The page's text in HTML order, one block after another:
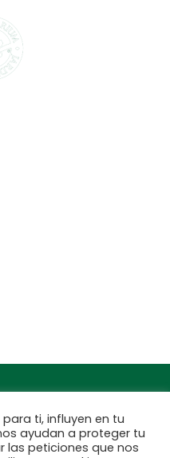
ti, influyen en tu
ayudan a proteger tu
las peticiones que nos